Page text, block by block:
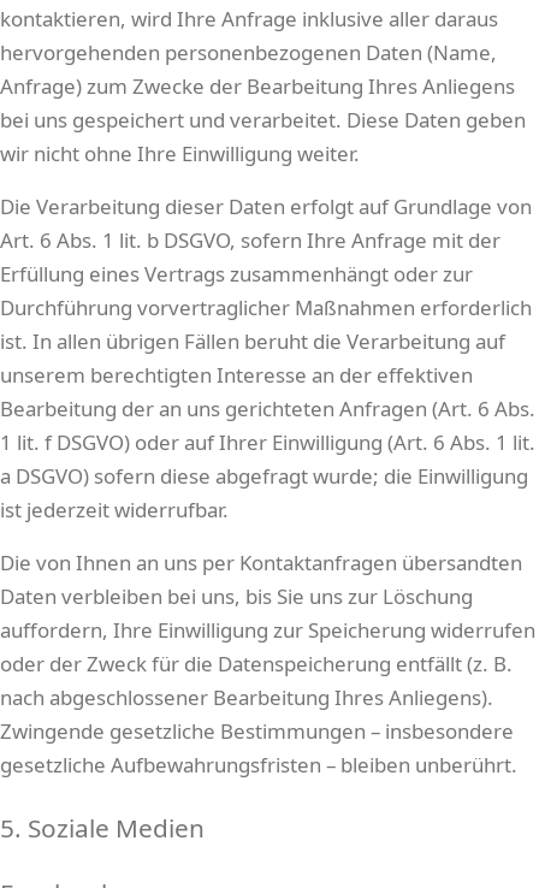
kontaktieren, wird Ihre Anfrage inklusive aller daraus
hervorgehenden personenbezogenen Daten (Name,
Anfrage) zum Zwecke der Bearbeitung Ihres Anliegens
bei uns gespeichert und verarbeitet. Diese Daten geben
wir nicht ohne Ihre Einwilligung weiter.
Die Verarbeitung dieser Daten erfolgt auf Grundlage von
Art. 6 Abs. 1 lit. b DSGVO, sofern Ihre Anfrage mit der
Erfüllung eines Vertrags zusammenhängt oder zur
Durchführung vorvertraglicher Maßnahmen erforderlich
ist. In allen übrigen Fällen beruht die Verarbeitung auf
unserem berechtigten Interesse an der effektiven
Bearbeitung der an uns gerichteten Anfragen (Art. 6 Abs.
1 lit. f DSGVO) oder auf Ihrer Einwilligung (Art. 6 Abs. 1 lit.
a DSGVO) sofern diese abgefragt wurde; die Einwilligung
ist jederzeit widerrufbar.
Die von Ihnen an uns per Kontaktanfragen übersandten
Daten verbleiben bei uns, bis Sie uns zur Löschung
auffordern, Ihre Einwilligung zur Speicherung widerrufen
oder der Zweck für die Datenspeicherung entfällt (z. B.
nach abgeschlossener Bearbeitung Ihres Anliegens).
Zwingende gesetzliche Bestimmungen – insbesondere
gesetzliche Aufbewahrungsfristen – bleiben unberührt.
5. Soziale Medien